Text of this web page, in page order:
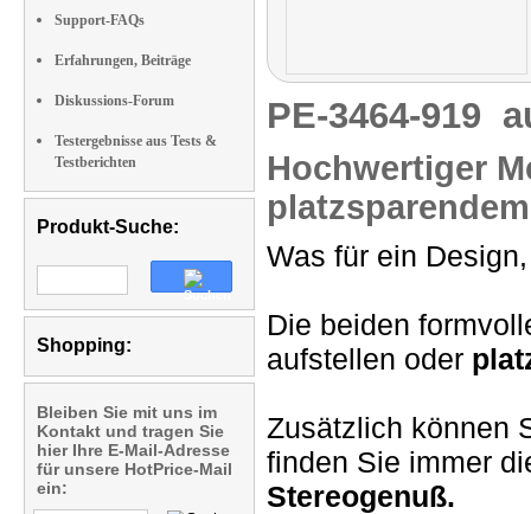
Support-FAQs
Erfahrungen, Beiträge
Diskussions-Forum
Testergebnisse aus Tests &
Testberichten
Produkt-Suche:
Shopping:
Bleiben Sie mit uns im
Kontakt und tragen Sie
hier Ihre E-Mail-Adresse
für unsere HotPrice-Mail
ein:
PE-3464-919
Hochwertiger
Was für ein
Die beiden
aufstellen oder
Zusätzlich können
finden Sie immer
Stereogenuß.